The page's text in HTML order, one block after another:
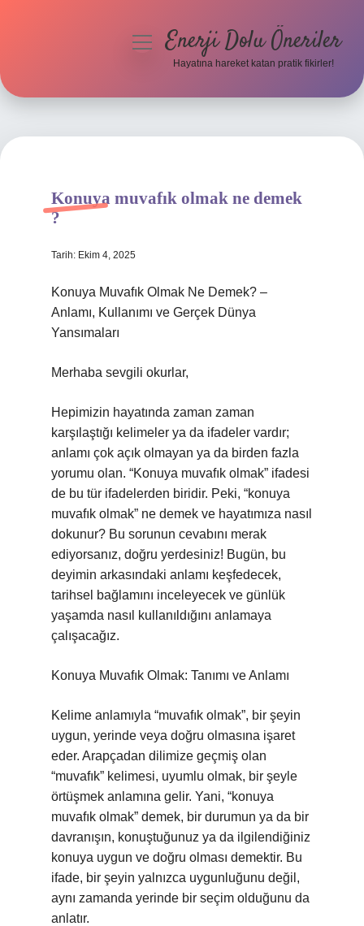
Hakkımızda
menüyüEnerji Dolu Öneriler
Hayatına hareket katan pratik fikirler!
Konuya muvafık olmak ne demek
?
Tarih: Ekim 4, 2025
Konuya Muvafık Olmak Ne Demek? –
Anlamı, Kullanımı ve Gerçek Dünya
Yansımaları
Merhaba sevgili okurlar,
Hepimizin hayatında zaman zaman
karşılaştığı kelimeler ya da ifadeler vardır;
anlamı çok açık olmayan ya da birden fazla
yorumu olan. “Konuya muvafık olmak” ifadesi
de bu tür ifadelerden biridir. Peki, “konuya
muvafık olmak” ne demek ve hayatımıza nasıl
dokunur? Bu sorunun cevabını merak
ediyorsanız, doğru yerdesiniz! Bugün, bu
deyimin arkasındaki anlamı keşfedecek,
tarihsel bağlamını inceleyecek ve günlük
yaşamda nasıl kullanıldığını anlamaya
çalışacağız.
Konuya Muvafık Olmak: Tanımı ve Anlamı
Kelime anlamıyla “muvafık olmak”, bir şeyin
uygun, yerinde veya doğru olmasına işaret
eder. Arapçadan dilimize geçmiş olan
“muvafık” kelimesi, uyumlu olmak, bir şeyle
örtüşmek anlamına gelir. Yani, “konuya
muvafık olmak” demek, bir durumun ya da bir
davranışın, konuştuğunuz ya da ilgilendiğiniz
konuya uygun ve doğru olması demektir. Bu
ifade, bir şeyin yalnızca uygunluğunu değil,
aynı zamanda yerinde bir seçim olduğunu da
anlatır.